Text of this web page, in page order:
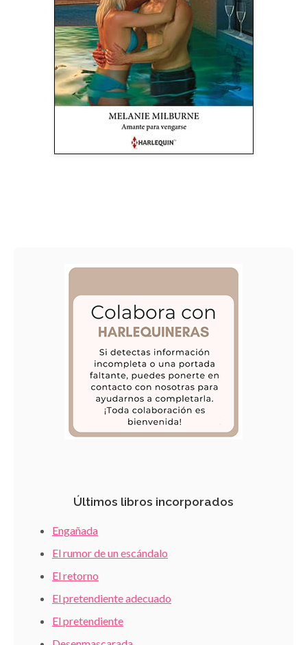
Últimos libros incorporados
Engañada
El rumor de un escándalo
El retorno
El pretendiente adecuado
El pretendiente